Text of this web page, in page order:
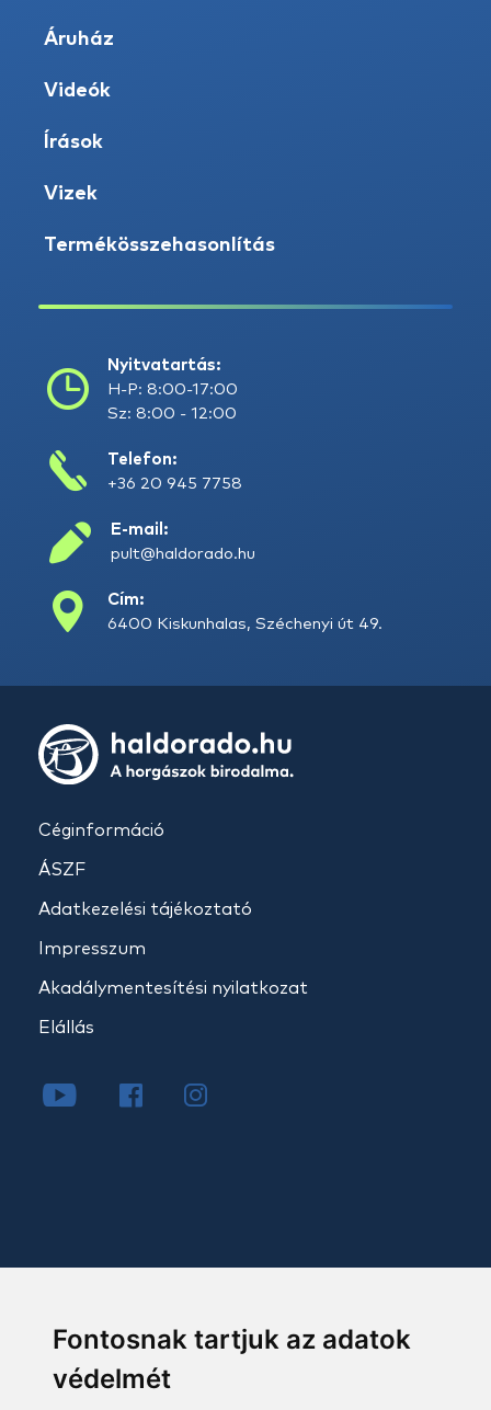
Fontosnak tartjuk az adatok
védelmét
Áruház
Videók
Írások
Vizek
Termékösszehasonlítás
Nyitvatartás:
H-P: 8:00-17:00
Sz: 8:00 - 12:00
Telefon:
+36 20 945 7758
E-mail:
pult@haldorado.hu
Cím:
6400 Kiskunhalas, Széchenyi út 49.
Céginformáció
ÁSZF
Adatkezelési tájékoztató
Impresszum
Akadálymentesítési nyilatkozat
Elállás